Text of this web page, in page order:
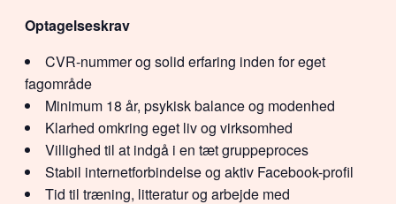
Optagelseskrav
CVR-nummer og solid erfaring inden for eget
fagområde
Minimum 18 år, psykisk balance og modenhed
Klarhed omkring eget liv og virksomhed
Villighed til at indgå i en tæt gruppeproces
Stabil internetforbindelse og aktiv Facebook-profil
Tid til træning, litteratur og arbejde med